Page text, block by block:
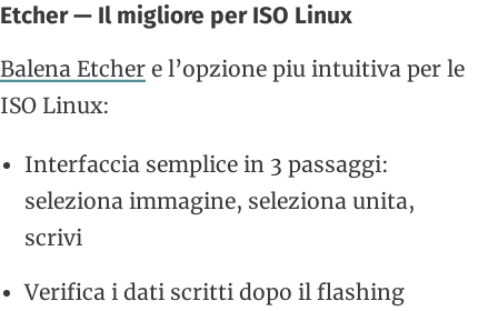
Etcher — Il migliore per ISO Linux
Balena Etcher e l’opzione piu intuitiva per le
ISO Linux:
Interfaccia semplice in 3 passaggi:
seleziona immagine, seleziona unita,
scrivi
Verifica i dati scritti dopo il flashing